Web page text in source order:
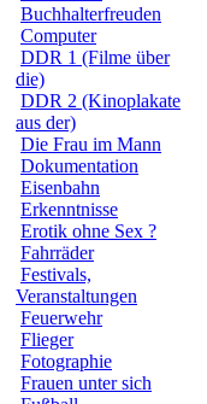
Buchhalterfreuden
Computer
DDR 1 (Filme über
die)
DDR 2 (Kinoplakate
aus der)
Die Frau im Mann
Dokumentation
Eisenbahn
Erkenntnisse
Erotik ohne Sex ?
Fahrräder
Festivals,
Veranstaltungen
Feuerwehr
Flieger
Fotographie
Frauen unter sich